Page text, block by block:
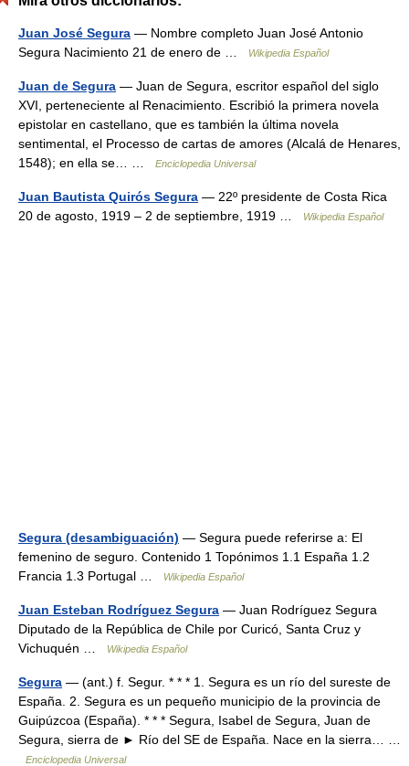
Juan José Segura — Nombre completo Juan José Antonio
Segura Nacimiento 21 de enero de …
Wikipedia Español
Juan de Segura — Juan de Segura, escritor español del siglo
XVI, perteneciente al Renacimiento. Escribió la primera novela
epistolar en castellano, que es también la última novela
sentimental, el Processo de cartas de amores (Alcalá de Henares,
1548); en ella se… …
Enciclopedia Universal
Juan Bautista Quirós Segura — 22º presidente de Costa Rica
20 de agosto, 1919 – 2 de septiembre, 1919 …
Wikipedia Español
Segura (desambiguación) — Segura puede referirse a: El
femenino de seguro. Contenido 1 Topónimos 1.1 España 1.2
Francia 1.3 Portugal …
Wikipedia Español
Juan Esteban Rodríguez Segura — Juan Rodríguez Segura
Diputado de la República de Chile por Curicó, Santa Cruz y
Vichuquén …
Wikipedia Español
Segura — (ant.) f. Segur. * * * 1. Segura es un río del sureste de
España. 2. Segura es un pequeño municipio de la provincia de
Guipúzcoa (España). * * * Segura, Isabel de Segura, Juan de
Segura, sierra de ► Río del SE de España. Nace en la sierra… …
Enciclopedia Universal